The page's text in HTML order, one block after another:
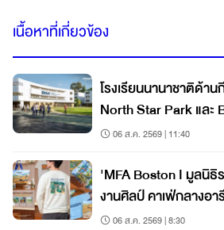
เนื้อหาที่เกี่ยวข้อง
โรงเรียนนานาชาติด้า
North Star Park และ
นักกีฬาแนวใหม่
06 ส.ค. 2569 | 11:40
'MFA Boston I มูลนิ
งานศิลป์ คาเฟ่กลางอา
06 ส.ค. 2569 | 8:30